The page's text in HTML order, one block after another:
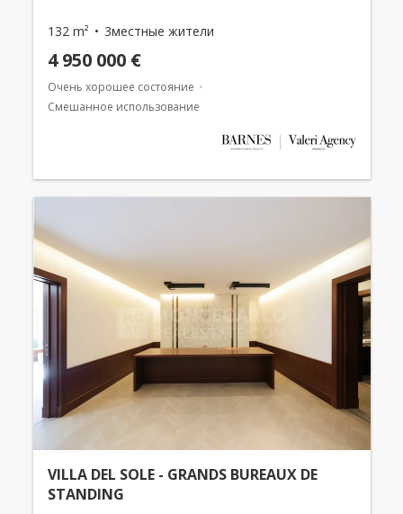
132 m² 3местные жители
4 950 000 €
Очень хорошее состояние
Смешанное использование
VILLA DEL SOLE - GRANDS BUREAUX DE
STANDING